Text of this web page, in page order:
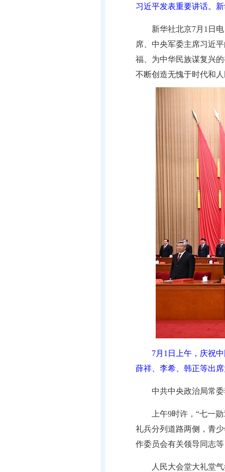
习近平发表重要讲话。
新华社北京7月1日
席、中央军委主席习近
福、为中华民族谋复兴
不断创造无愧于时代和
7月1日上午，庆祝
薛祥、李希、韩正等出
中共中央政治局常
上午9时许，“七一
礼兵分列道路两侧，青
作委员会有关领导同志
人民大会堂大礼堂